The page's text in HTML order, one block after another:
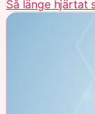
Så länge hjärtat